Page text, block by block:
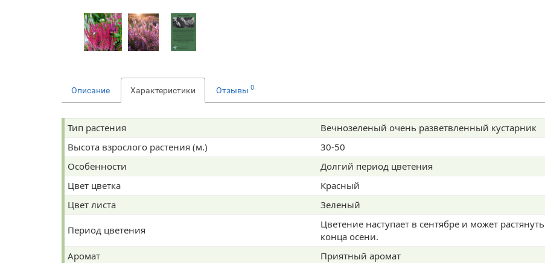
Описание Характеристики Отзывы 0
Тип растения
Вечнозеленый очень разветвленный кустарник
Высота взрослого растения (м.)
30-50
Особенности
Долгий период цветения
Цвет цветка
Красный
Цвет листа
Зеленый
Период цветения
Цветение наступает в сентябре и может
конца осени.
Аромат
Приятный аромат